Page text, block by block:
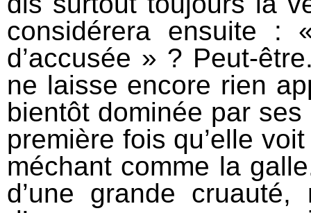
considérera ensuite :
d’accusée » ? Peut-
ne laisse encore rien
bientôt dominée par
première fois qu’elle
méchant comme la
d’une grande